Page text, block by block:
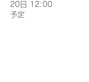
20日 12:00
予定